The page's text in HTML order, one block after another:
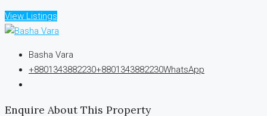
View Listings
Basha Vara
+8801343882230+8801343882230WhatsApp
Enquire About This Property